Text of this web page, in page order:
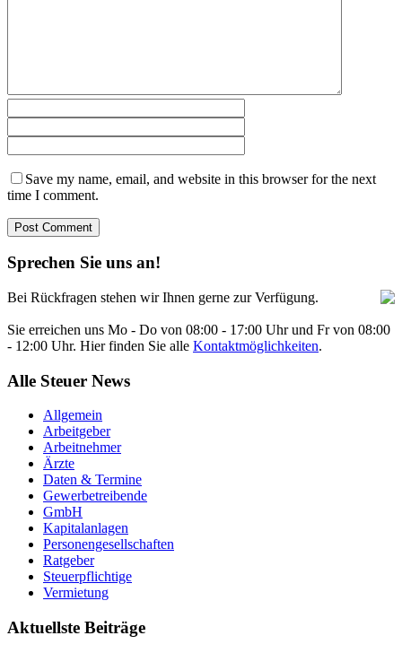
Save my name, email, and website in this browser for the next
time I comment.
Sprechen Sie uns an!
Bei Rückfragen stehen wir Ihnen gerne zur Verfügung.
Sie erreichen uns Mo - Do von 08:00 - 17:00 Uhr und Fr von 08:00
- 12:00 Uhr. Hier finden Sie alle Kontaktmöglichkeiten.
Alle Steuer News
Allgemein
Arbeitgeber
Arbeitnehmer
Ärzte
Daten & Termine
Gewerbetreibende
GmbH
Kapitalanlagen
Personengesellschaften
Ratgeber
Steuerpflichtige
Vermietung
Aktuellste Beiträge